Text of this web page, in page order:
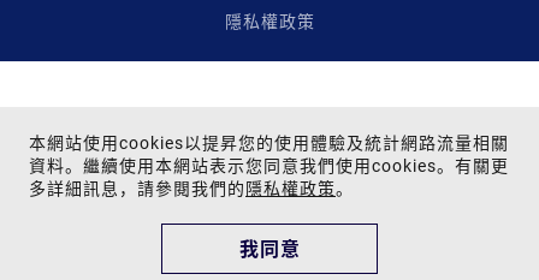
隱私權政策
Copyright © 2024 Far Eastern Group All rights reserved.
為提供您最佳的瀏覽品質與網站體驗，建議您使用Google Chrome、
Firefox、Safari瀏覽器，並更新至最新版本。
本網站使用cookies以提昇您的使用體驗及統計網路流量相關
資料。繼續使用本網站表示您同意我們使用cookies。有關更
多詳細訊息，請參閱我們的隱私權政策。
我同意